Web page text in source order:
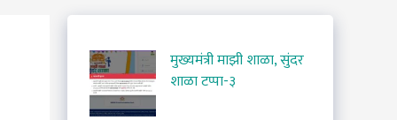
मुख्यमंत्री माझी शाळा, सुंदर
शाळा टप्पा-३